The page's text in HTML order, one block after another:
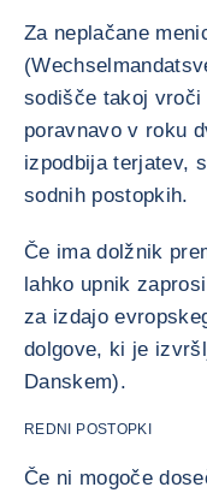
Za neplačane
sodišče takoj vroči
poravnavo v roku
izpodbija terjatev,
sodnih postopkih.
Če ima dolžnik
lahko upnik
za izdajo
dolgove, ki je
Danskem).
REDNI POSTOPKI
Če ni mogoče